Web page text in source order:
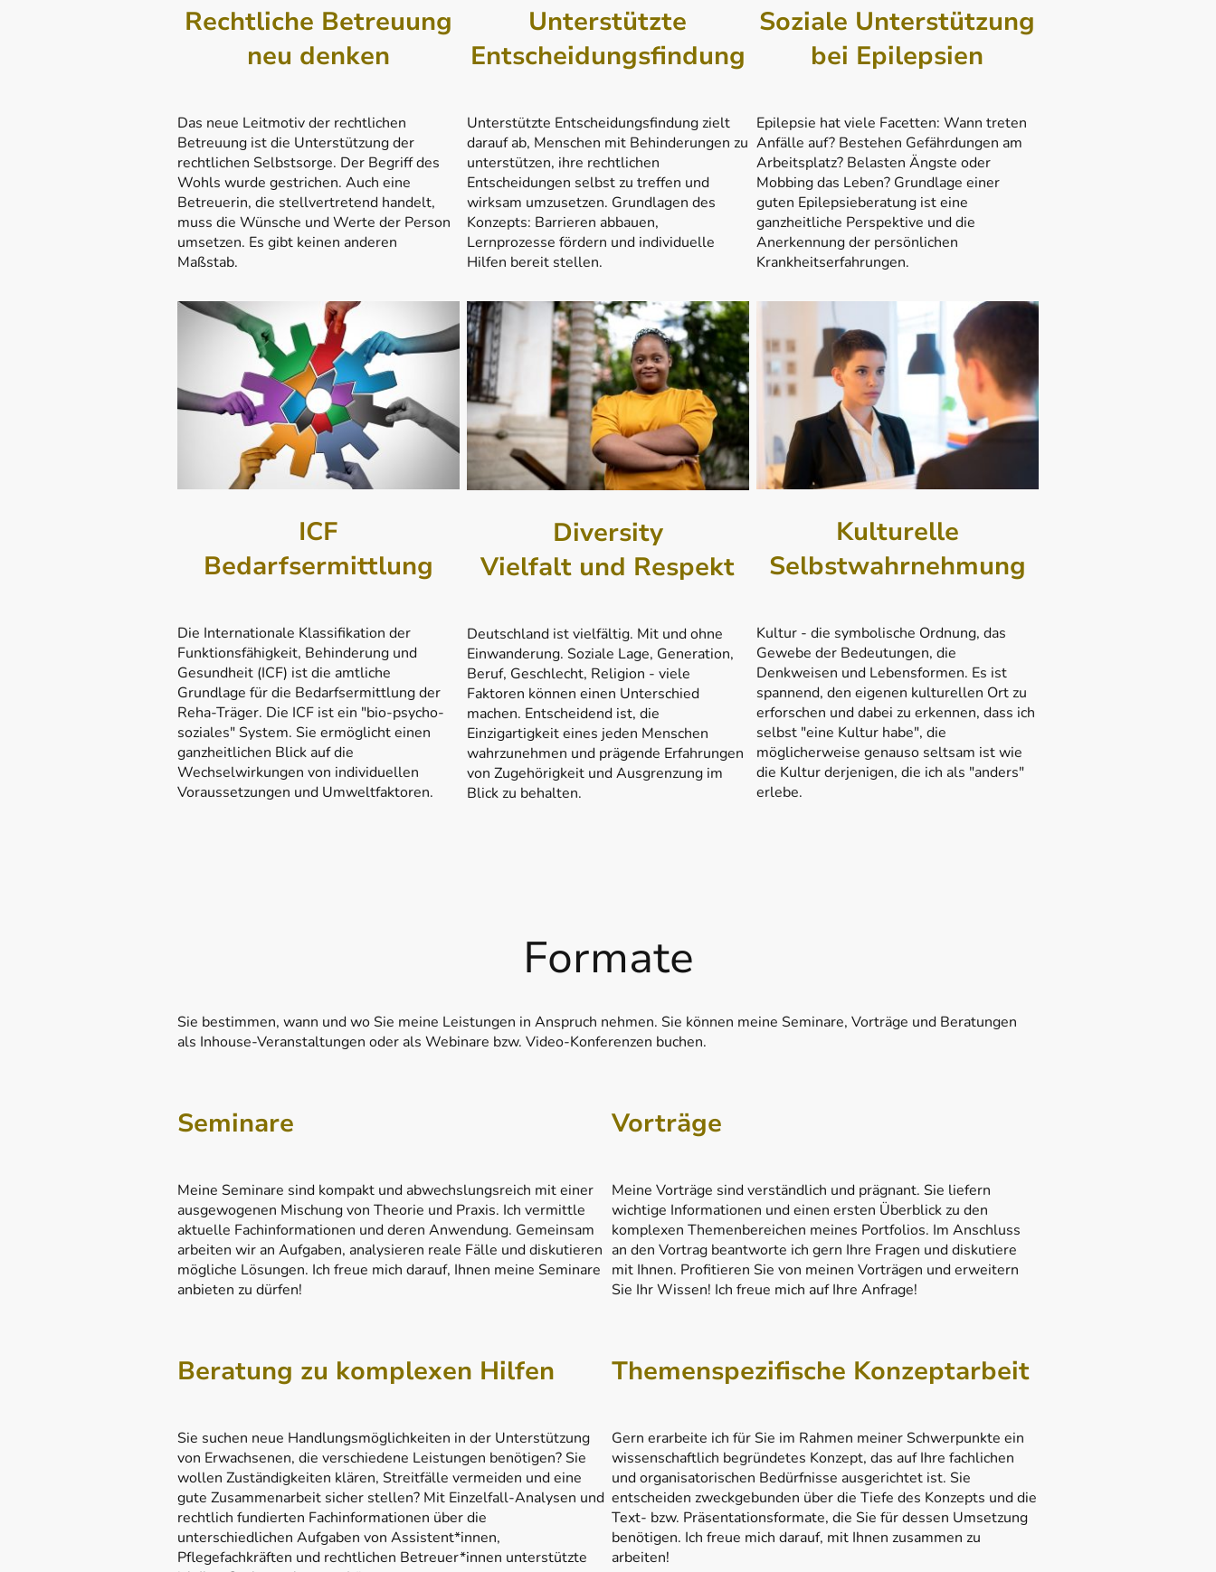
Rechtliche Betreuung
neu denken
Das neue Leitmotiv der rechtlichen
Betreuung ist die Unterstützung der
rechtlichen Selbstsorge. Der Begriff des
Wohls wurde gestrichen. Auch eine
Betreuerin, die stellvertretend handelt,
muss die Wünsche und Werte der Person
umsetzen. Es gibt keinen anderen
Maßstab.
Unterstützte
Entscheidungsfindung
Unterstützte Entscheidungsfindung zielt
darauf ab, Menschen mit Behinderungen zu
unterstützen, ihre rechtlichen
Entscheidungen selbst zu treffen und
wirksam umzusetzen. Grundlagen des
Konzepts: Barrieren abbauen,
Lernprozesse fördern und individuelle
Hilfen bereit stellen.
Soziale Unterstützung
bei Epilepsien
Epilepsie hat viele Facetten: Wann treten
Anfälle auf? Bestehen Gefährdungen am
Arbeitsplatz? Belasten Ängste oder
Mobbing das Leben? Grundlage einer
guten Epilepsieberatung ist eine
ganzheitliche Perspektive und die
Anerkennung der persönlichen
Krankheitserfahrungen.
ICF
Bedarfsermittlung
Die Internationale Klassifikation der
Funktionsfähigkeit, Behinderung und
Gesundheit (ICF) ist die amtliche
Grundlage für die Bedarfsermittlung der
Reha-Träger. Die ICF ist ein "bio-psycho-
soziales" System. Sie ermöglicht einen
ganzheitlichen Blick auf die
Wechselwirkungen von individuellen
Voraussetzungen und Umweltfaktoren.
Diversity
Vielfalt und Respekt
Deutschland ist vielfältig. Mit und ohne
Einwanderung. Soziale Lage, Generation,
Beruf, Geschlecht, Religion - viele
Faktoren können einen Unterschied
machen. Entscheidend ist, die
Einzigartigkeit eines jeden Menschen
wahrzunehmen und prägende Erfahrungen
von Zugehörigkeit und Ausgrenzung im
Blick zu behalten.
Kulturelle
Selbstwahrnehmung
Kultur - die symbolische Ordnung, das
Gewebe der Bedeutungen, die
Denkweisen und Lebensformen. Es ist
spannend, den eigenen kulturellen Ort zu
erforschen und dabei zu erkennen, dass ich
selbst "eine Kultur habe", die
möglicherweise genauso seltsam ist wie
die Kultur derjenigen, die ich als "anders"
erlebe.
Formate
Sie bestimmen, wann und wo Sie meine Leistungen in Anspruch nehmen. Sie können meine Seminare, Vorträge und Beratungen
als Inhouse-Veranstaltungen oder als Webinare bzw. Video-Konferenzen buchen.
Seminare
Meine Seminare sind kompakt und abwechslungsreich mit einer
ausgewogenen Mischung von Theorie und Praxis. Ich vermittle
aktuelle Fachinformationen und deren Anwendung. Gemeinsam
arbeiten wir an Aufgaben, analysieren reale Fälle und diskutieren
mögliche Lösungen. Ich freue mich darauf, Ihnen meine Seminare
anbieten zu dürfen!
Vorträge
Meine Vorträge sind verständlich und prägnant. Sie liefern
wichtige Informationen und einen ersten Überblick zu den
komplexen Themenbereichen meines Portfolios. Im Anschluss
an den Vortrag beantworte ich gern Ihre Fragen und diskutiere
mit Ihnen. Profitieren Sie von meinen Vorträgen und erweitern
Sie Ihr Wissen! Ich freue mich auf Ihre Anfrage!
Beratung zu komplexen Hilfen
Sie suchen neue Handlungsmöglichkeiten in der Unterstützung
von Erwachsenen, die verschiedene Leistungen benötigen? Sie
wollen Zuständigkeiten klären, Streitfälle vermeiden und eine
gute Zusammenarbeit sicher stellen? Mit Einzelfall-Analysen und
rechtlich fundierten Fachinformationen über die
unterschiedlichen Aufgaben von Assistent*innen,
Pflegefachkräften und rechtlichen Betreuer*innen unterstützte
Themenspezifische Konzeptarbeit
Gern erarbeite ich für Sie im Rahmen meiner Schwerpunkte ein
wissenschaftlich begründetes Konzept, das auf Ihre fachlichen
und organisatorischen Bedürfnisse ausgerichtet ist. Sie
entscheiden zweckgebunden über die Tiefe des Konzepts und die
Text- bzw. Präsentationsformate, die Sie für dessen Umsetzung
benötigen. Ich freue mich darauf, mit Ihnen zusammen zu
arbeiten!